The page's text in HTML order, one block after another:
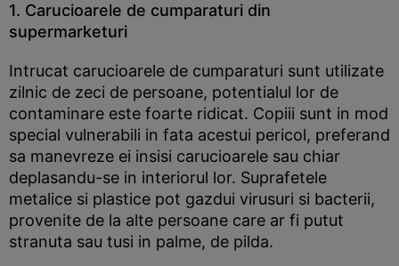
1. Carucioarele de cumparaturi din
supermarketuri
Intrucat carucioarele de cumparaturi sunt utilizate
zilnic de zeci de persoane, potentialul lor de
contaminare este foarte ridicat. Copiii sunt in mod
special vulnerabili in fata acestui pericol, preferand
sa manevreze ei insisi carucioarele sau chiar
deplasandu-se in interiorul lor. Suprafetele
metalice si plastice pot gazdui virusuri si bacterii,
provenite de la alte persoane care ar fi putut
stranuta sau tusi in palme, de pilda.